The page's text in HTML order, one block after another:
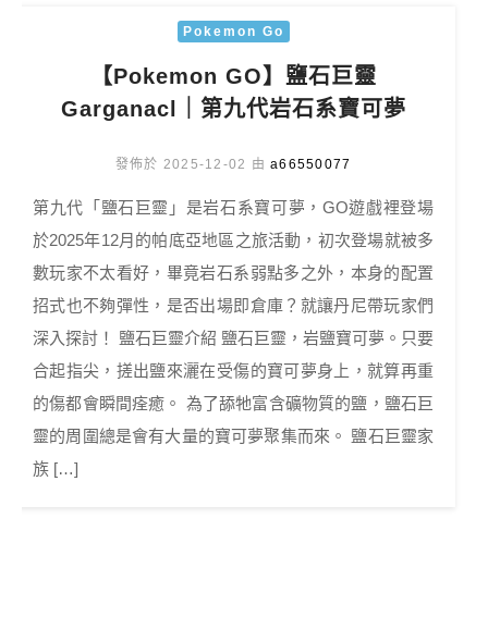
Pokemon Go
【Pokemon GO】鹽石巨靈
Garganacl｜第九代岩石系寶可夢
發佈於 2025-12-02 由 a66550077
第九代「鹽石巨靈」是岩石系寶可夢，GO遊戲裡登場
於2025年12月的帕底亞地區之旅活動，初次登場就被多
數玩家不太看好，畢竟岩石系弱點多之外，本身的配置
招式也不夠彈性，是否出場即倉庫？就讓丹尼帶玩家們
深入探討！ 鹽石巨靈介紹 鹽石巨靈，岩鹽寶可夢。只要
合起指尖，搓出鹽來灑在受傷的寶可夢身上，就算再重
的傷都會瞬間痊癒。 為了舔牠富含礦物質的鹽，鹽石巨
靈的周圍總是會有大量的寶可夢聚集而來。 鹽石巨靈家
族 […]